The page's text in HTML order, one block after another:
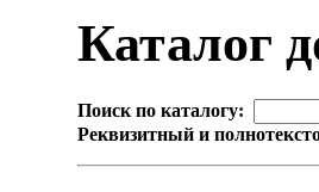
Каталог
Поиск по каталогу:
Реквизитный и